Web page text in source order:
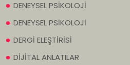
DENEYSEL PSİKOLOJİ
DENEYSEL PSİKOLOJİ
DERGİ ELEŞTİRİSİ
DİJİTAL ANLATILAR